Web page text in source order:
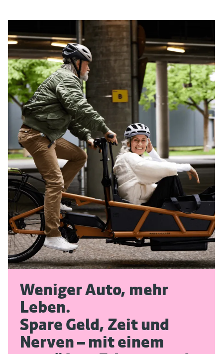
Weniger Auto, mehr
Leben.
Spare Geld, Zeit und
Nerven – mit einem